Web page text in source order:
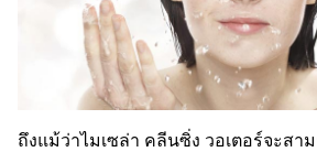
ถึงแม้ว่าไมเซล่า คลีนซิ่ง วอเตอร์จะสา